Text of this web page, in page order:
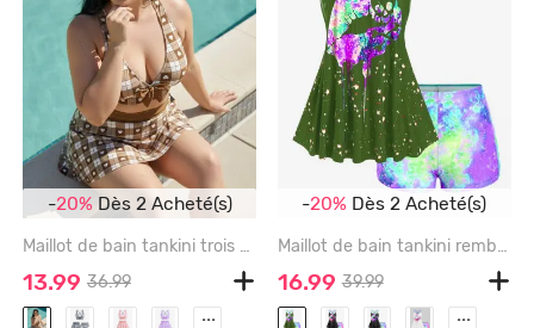
-20% Dès 2 Acheté(s)
Maillot de bain tankini trois pièces rembourré avec nœud papillon en forme de cœur et bretelles croisées, grandes tailles, pour la Saint-Valentin - COFFEE - 2X | US 18-20
13.99 36.99
...
-20% Dès 2 Acheté(s)
Maillot de bain tankini rembourré à imprimé lèvres grande taille et bretelles shorty - OLIVE GREEN - 1X | US 14-16
16.99 39.99
...